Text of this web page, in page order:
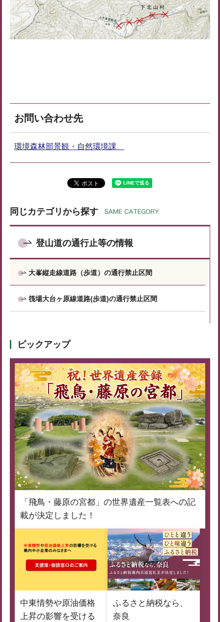
お問い合わせ先
環境森林部景観・自然環境課
同じカテゴリから探す
登山道の通行止等の情報
大峯縦走線道路（歩道）の通行禁止区間
筏場大台ヶ原線道路(歩道)の通行禁止区間
ピックアップ
「飛鳥・藤原の宮都」の世界遺産一覧表への記
載が決定しました！
中東情勢や原油価格
上昇の影響を受ける
ふるさと納税なら、
奈良